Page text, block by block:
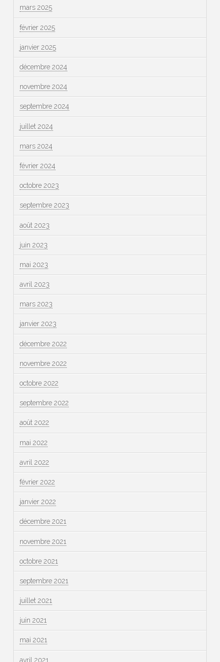
mars 2025
février 2025
janvier 2025
décembre 2024
novembre 2024
septembre 2024
juillet 2024
mars 2024
février 2024
octobre 2023
septembre 2023
août 2023
juin 2023
mai 2023
avril 2023
mars 2023
janvier 2023
décembre 2022
novembre 2022
octobre 2022
septembre 2022
août 2022
mai 2022
avril 2022
février 2022
janvier 2022
décembre 2021
novembre 2021
octobre 2021
septembre 2021
juillet 2021
juin 2021
mai 2021
avril 2021